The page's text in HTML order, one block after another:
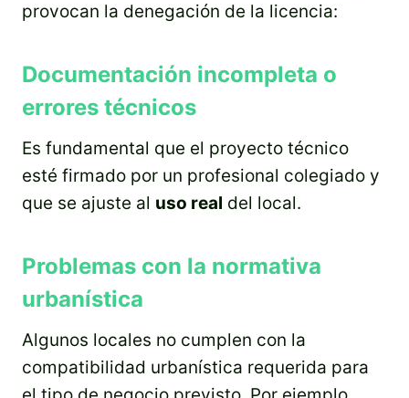
provocan la denegación de la licencia:
Documentación incompleta o
errores técnicos
Es fundamental que el proyecto técnico
esté firmado por un profesional colegiado y
que se ajuste al uso real del local.
Problemas con la normativa
urbanística
Algunos locales no cumplen con la
compatibilidad urbanística requerida para